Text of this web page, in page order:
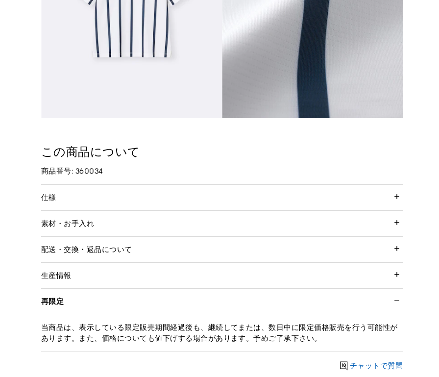
この商品について
商品番号: 360034
仕様
素材・お手入れ
配送・交換・返品について
生産情報
再限定
当商品は、表示している限定販売期間経過後も、継続してまたは、数日中に限定価格販売を行う可能性が
あります。また、価格についても値下げする場合があります。予めご了承下さい。
チャットで質問